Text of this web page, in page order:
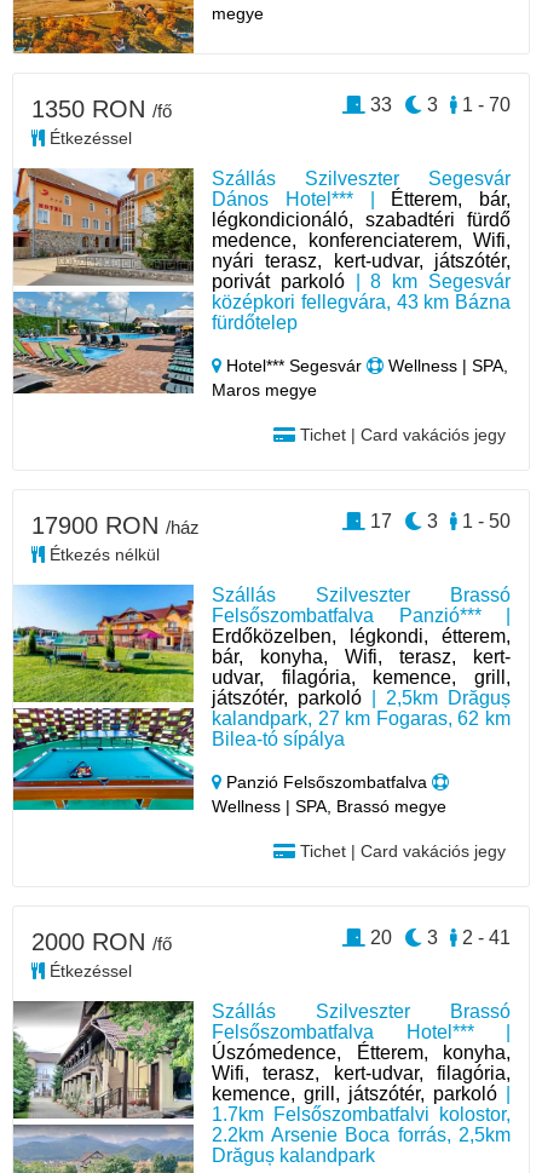
megye
Szállás Szilveszter Segesvár
Dános Hotel*** |
Étterem, bár,
légkondicionáló, szabadtéri fürdő
medence, konferenciaterem, Wifi,
nyári terasz, kert-udvar, játszótér,
porivát parkoló| 8 km Segesvár
középkori fellegvára, 43 km Bázna
fürdőtelep
Hotel*** Segesvár
Wellness | SPA,
Maros megye
Tichet | Card vakációs jegy
1350 RON /fő
Étkezéssel
1 - 70
3
33
Szállás Szilveszter Brassó
Felsőszombatfalva Panzió*** |
Erdőközelben, légkondi, étterem,
bár, konyha, Wifi, terasz, kert-
udvar, filagória, kemence, grill,
játszótér, parkoló | 2,5km Drăguș
kalandpark, 27 km Fogaras, 62 km
Bilea-tó sípálya
Panzió Felsőszombatfalva
Wellness | SPA, Brassó megye
Tichet | Card vakációs jegy
17900 RON /ház
Étkezés nélkül
1 - 50
3
17
Szállás Szilveszter Brassó
Felsőszombatfalva Hotel*** |
Úszómedence, Étterem, konyha,
Wifi, terasz, kert-udvar, filagória,
kemence, grill, játszótér, parkoló
1.7km Felsőszombatfalvi kolostor,
2.2km Arsenie Boca forrás, 2,5km
Drăguș kalandpark
2000 RON /fő
Étkezéssel
2 - 41
3
20